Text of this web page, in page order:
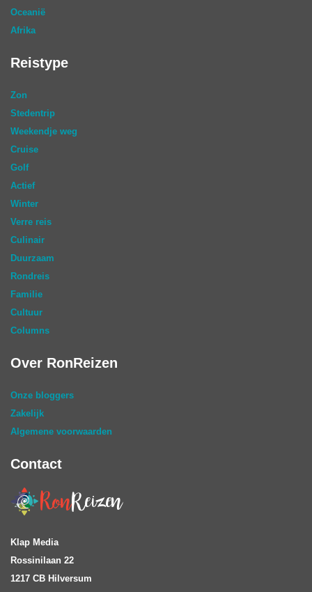
Oceanië
Afrika
Reistype
Zon
Stedentrip
Weekendje weg
Cruise
Golf
Actief
Winter
Verre reis
Culinair
Duurzaam
Rondreis
Familie
Cultuur
Columns
Over RonReizen
Onze bloggers
Zakelijk
Algemene voorwaarden
Contact
Klap Media
Rossinilaan 22
1217 CB Hilversum